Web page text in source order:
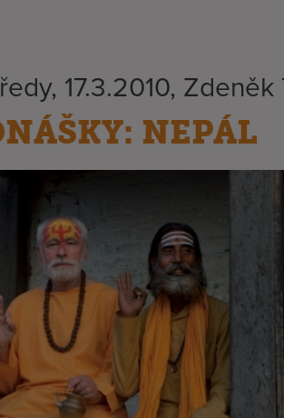
17.3.2010, Zdeněk
NEPÁL